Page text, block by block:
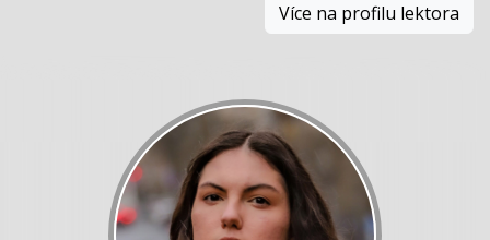
Více na profilu lektora